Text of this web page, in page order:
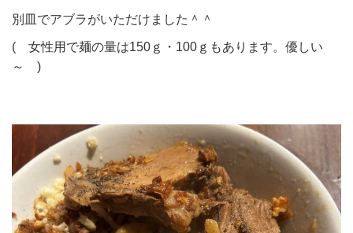
別皿でアブラがいただけました＾＾
( 女性用で麺の量は150ｇ・100ｇもあります。優しい
～ )